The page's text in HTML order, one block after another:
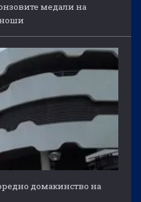
медали на
домакинство на